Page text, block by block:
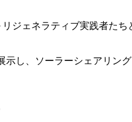
ジェネラティブ実践者た
し、ソーラーシェアリン